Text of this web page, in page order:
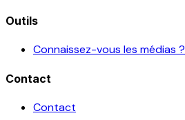
Outils
Connaissez-vous les médias ?
Contact
Contact